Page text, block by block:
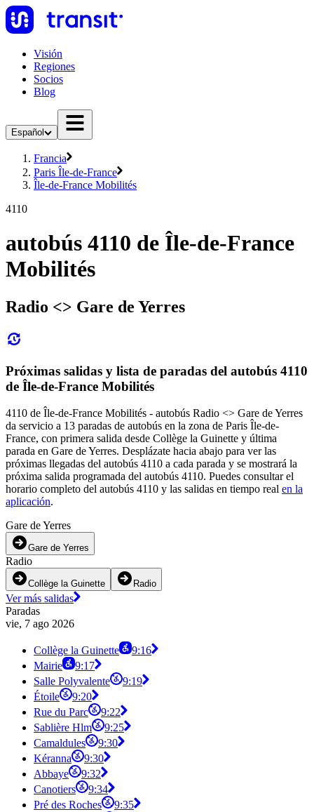
Visión
Regiones
Socios
Blog
Español
Francia
Paris Île-de-France
Île-de-France Mobilités
4110
autobús 4110 de Île-de-France
Mobilités
Radio <> Gare de Yerres
Próximas salidas y lista de paradas del autobús 4110
de Île-de-France Mobilités
4110 de Île-de-France Mobilités - autobús Radio <> Gare de Yerres
da servicio a 13 paradas de autobús en la zona de Paris Île-de-
France, con primera salida desde Collège la Guinette y última
parada en Gare de Yerres. Desplázate hacia abajo para ver las
próximas llegadas del autobús 4110 a cada parada y se mostrará la
próxima salida programada del autobús 4110. Puedes consultar el
horario completo del autobús 4110 y las salidas en tiempo real en la
aplicación.
Gare de Yerres
Gare de Yerres
Radio
Collège la Guinette Radio
Ver más salidas
Paradas
vie, 7 ago 2026
Collège la Guinette
9:16
Mairie
9:17
Salle Polyvalente
9:19
Étoile
9:20
Rue du Parc
9:22
Sablière Hlm
9:25
Camaldules
9:30
Kéranna
9:30
Abbaye
9:32
Canotiers
9:34
Pré des Roches
9:35